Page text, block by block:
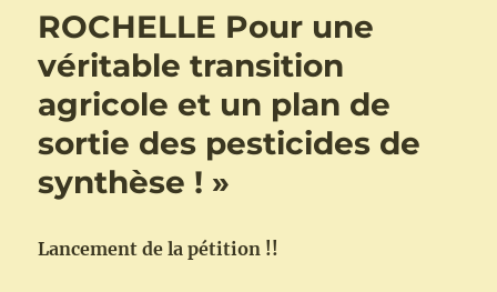
Rochelle
pour
une
transition
écologique
ROCHELLE Pour une
véritable transition
agricole et un plan de
sortie des pesticides de
synthèse ! »
Lancement de la pétition !!